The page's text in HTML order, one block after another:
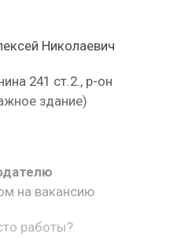
Николаевич
241 ст.2., р-он
здание)
на вакансию
работы?